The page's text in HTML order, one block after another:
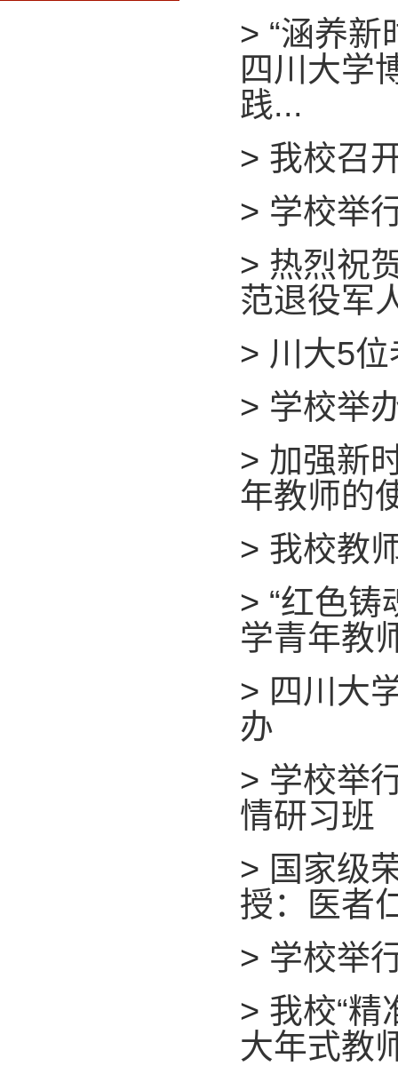
> “涵养
四川大学
践...
> 我校召
> 学校举
> 热烈祝
范退役军
> 川大5
> 学校举
> 加强新
年教师的
> 我校教
> “红色
学青年教
> 四川大
办
> 学校举
情研习班
> 国家级
授：医者
> 学校举
> 我校“精
大年式教